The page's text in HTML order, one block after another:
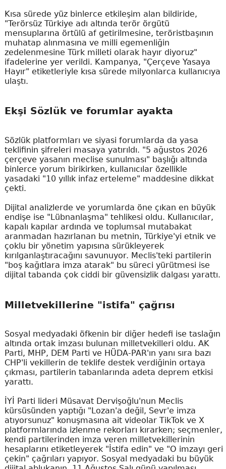
Kısa sürede yüz binlerce etkileşim alan bildiride,
"Terörsüz Türkiye adı altında terör örgütü
mensuplarına örtülü af getirilmesine, teröristbaşının
muhatap alınmasına ve milli egemenliğin
zedelenmesine Türk milleti olarak hayır diyoruz"
ifadelerine yer verildi. Kampanya, "Çerçeve Yasaya
Hayır" etiketleriyle kısa sürede milyonlarca kullanıcıya
ulaştı.
Ekşi Sözlük ve forumlar ayakta
Sözlük platformları ve siyasi forumlarda da yasa
teklifinin şifreleri masaya yatırıldı. "5 ağustos 2026
çerçeve yasanın meclise sunulması" başlığı altında
binlerce yorum birikirken, kullanıcılar özellikle
yasadaki "10 yıllık infaz erteleme" maddesine dikkat
çekti.
Dijital analizlerde ve yorumlarda öne çıkan en büyük
endişe ise "Lübnanlaşma" tehlikesi oldu. Kullanıcılar,
kapalı kapılar ardında ve toplumsal mutabakat
aranmadan hazırlanan bu metnin, Türkiye'yi etnik ve
çoklu bir yönetim yapısına sürükleyerek
kırılganlaştıracağını savunuyor. Meclis'teki partilerin
"boş kağıtlara imza atarak" bu süreci yürütmesi ise
dijital tabanda çok ciddi bir güvensizlik dalgası yarattı.
Milletvekillerine "istifa" çağrısı
Sosyal medyadaki öfkenin bir diğer hedefi ise taslağın
altında ortak imzası bulunan milletvekilleri oldu. AK
Parti, MHP, DEM Parti ve HÜDA-PAR'ın yanı sıra bazı
CHP'li vekillerin de teklife destek verdiğinin ortaya
çıkması, partilerin tabanlarında adeta deprem etkisi
yarattı.
İYİ Parti lideri Müsavat Dervişoğlu'nun Meclis
kürsüsünden yaptığı "Lozan'a değil, Sevr'e imza
atıyorsunuz" konuşmasına ait videolar TikTok ve X
platformlarında izlenme rekorları kırarken; seçmenler,
kendi partilerinden imza veren milletvekillerinin
hesaplarını etiketleyerek "İstifa edin" ve "O imzayı geri
çekin" çağrıları yapıyor. Sosyal medyadaki bu büyük